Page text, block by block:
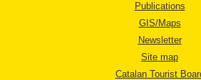
Publications
GIS/Maps
Newsletter
Site map
Catalan Tourist